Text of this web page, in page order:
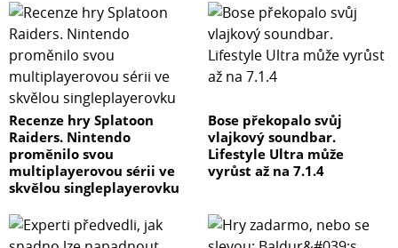
Recenze hry Splatoon
Raiders. Nintendo
proměnilo svou
multiplayerovou sérii ve
skvělou singleplayerovku
Bose překopalo svůj
vlajkový soundbar.
Lifestyle Ultra může
vyrůst až na 7.1.4